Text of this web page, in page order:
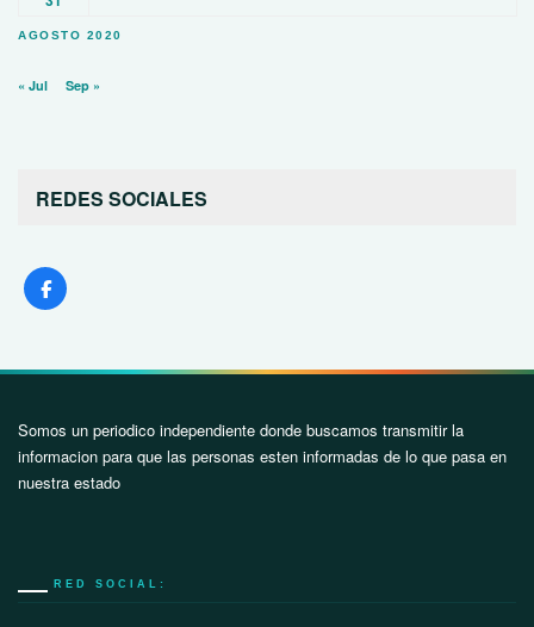
AGOSTO 2020
« Jul Sep »
REDES SOCIALES
Somos un periodico independiente donde buscamos transmitir la
informacion para que las personas esten informadas de lo que pasa en
nuestra estado
RED SOCIAL: